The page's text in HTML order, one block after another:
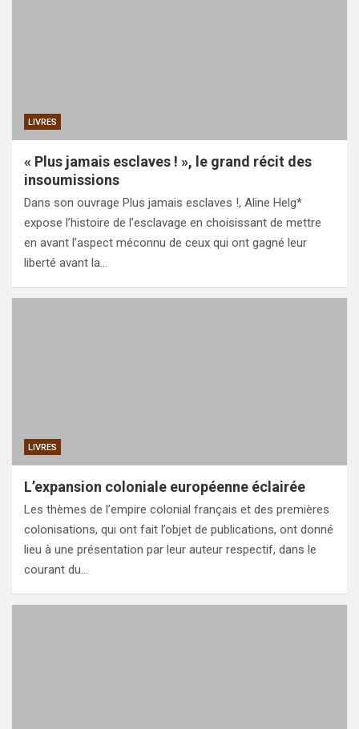
LIVRES
« Plus jamais esclaves ! », le grand récit des
insoumissions
Dans son ouvrage Plus jamais esclaves !, Aline Helg*
expose l’histoire de l’esclavage en choisissant de mettre
en avant l’aspect méconnu de ceux qui ont gagné leur
liberté avant la…
LIVRES
L’expansion coloniale européenne éclairée
Les thèmes de l’empire colonial français et des premières
colonisations, qui ont fait l’objet de publications, ont donné
lieu à une présentation par leur auteur respectif, dans le
courant du…